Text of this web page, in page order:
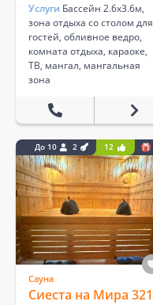
Услуги Бассейн 2.6х3.6м,
зона отдыха со столом для
гостей, обливное ведро,
комната отдыха, караоке,
ТВ, мангал, мангальная
зона
До 10 2 12
Сауна
Сиеста на Мира 321